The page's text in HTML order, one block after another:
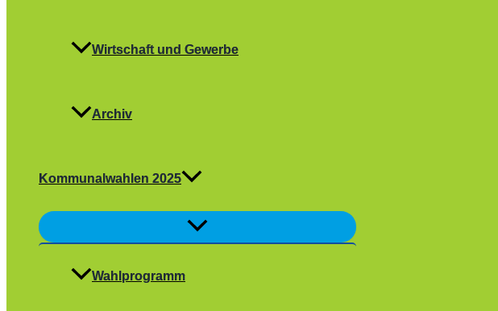
Wirtschaft und Gewerbe
Archiv
Kommunalwahlen 2025
Menü
Wahlprogramm